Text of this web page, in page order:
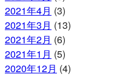
2021年4月 (3)
2021年3月 (13)
2021年2月 (6)
2021年1月 (5)
2020年12月 (4)